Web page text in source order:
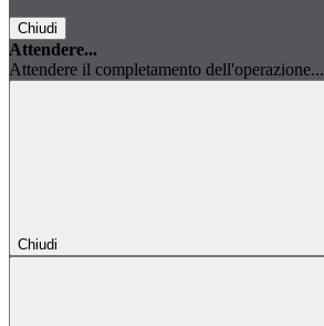
Chiudi
Attendere...
Attendere il completamento dell'operazione...
Chiudi